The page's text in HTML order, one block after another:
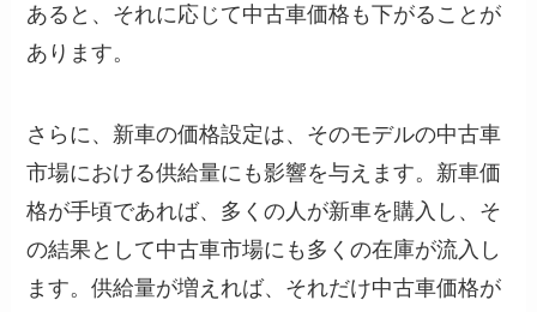
あると、それに応じて中古車価格も下がることが
あります。
さらに、新車の価格設定は、そのモデルの中古車
市場における供給量にも影響を与えます。新車価
格が手頃であれば、多くの人が新車を購入し、そ
の結果として中古車市場にも多くの在庫が流入し
ます。供給量が増えれば、それだけ中古車価格が